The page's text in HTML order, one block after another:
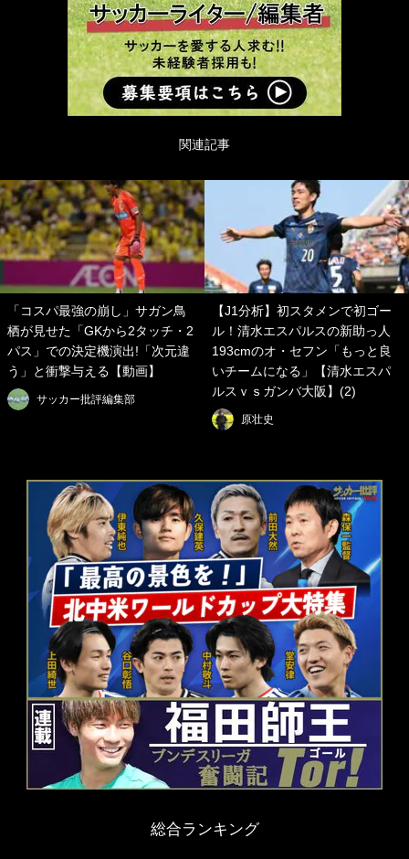
関連記事
「コスパ最強の崩し」サガン鳥
栖が見せた「GKから2タッチ・2
パス」での決定機演出!「次元違
う」と衝撃与える【動画】
サッカー批評編集部
【J1分析】初スタメンで初ゴー
ル！清水エスパルスの新助っ人
193cmのオ・セフン「もっと良
いチームになる」【清水エスパ
ルスｖｓガンバ大阪】(2)
原壮史
総合ランキング